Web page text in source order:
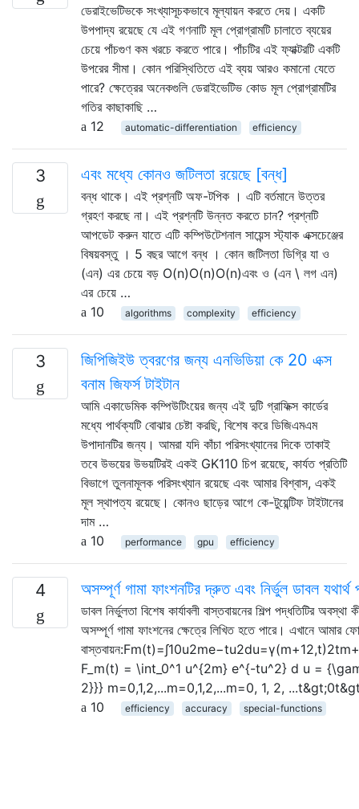
ডেরাইভেটিভকে সংখ্যাসূচকভাবে মূল্যায়ন করতে দেয়। একটি
উপপাদ্য রয়েছে যে এই গণনাটি মূল প্রোগ্রামটি চালাতে ব্যয়ের
চেয়ে পাঁচগুণ কম খরচে করতে পারে। পাঁচটির এই ফ্যাক্টরটি একটি
উপরের সীমা। কোন পরিস্থিতিতে এই ব্যয় আরও কমানো যেতে
পারে? ক্ষেত্রের অনেকগুলি ডেরাইভেটিভ কোড মূল প্রোগ্রামটির
গতির কাছাকাছি …
12
automatic-differentiation efficiency
3 এবং মধ্যে কোনও জটিলতা রয়েছে [বন্ধ]
বন্ধ থাকে। এই প্রশ্নটি অফ-টপিক । এটি বর্তমানে উত্তর
গ্রহণ করছে না। এই প্রশ্নটি উন্নত করতে চান? প্রশ্নটি
আপডেট করুন যাতে এটি কম্পিউটেশনাল সায়েন্স স্ট্যাক এক্সচেঞ্জের
বিষয়বস্তু । 5 বছর আগে বন্ধ । কোন জটিলতা ডিগ্রি যা ও
(এন) এর চেয়ে বড় O(n)O(n)O(n)এবং ও (এন \ লগ এন)
এর চেয়ে …
10
algorithms complexity efficiency
3
জিপিজিইউ ত্বরণের জন্য এনভিডিয়া কে 20 এক্স
বনাম জিফর্স টাইটান
আমি একাডেমিক কম্পিউটিংয়ের জন্য এই দুটি গ্রাফিক্স কার্ডের
মধ্যে পার্থক্যটি বোঝার চেষ্টা করছি, বিশেষ করে ডিজিএমএম
উপাদানটির জন্য। আমরা যদি কাঁচা পরিসংখ্যানের দিকে তাকাই
তবে উভয়ের উভয়টিরই একই GK110 চিপ রয়েছে, কার্যত প্রতিটি
বিভাগে তুলনামূলক পরিসংখ্যান রয়েছে এবং আমার বিশ্বাস, একই
মূল স্থাপত্য রয়েছে। কোনও ছাড়ের আগে কে-টুয়েন্টিফ টাইটানের
দাম …
10
performance gpu efficiency
4 অসম্পূর্ণ গামা ফাংশনটির দ্রুত এবং নির্ভুল ডাবল
ডাবল নির্ভুলতা বিশেষ কার্যাবলী বাস্তবায়নের শিল্প পদ্ধতিটির
অসম্পূর্ণ গামা ফাংশনের ক্ষেত্রে লিখিত হতে পারে। এখানে আমার
F_m(t) = \int_0^1 u^{2m} e^{-tu^2} d u =
2}}} m=0,1,2,...m=0,1,2,...m=0, 1, 2,
10
efficiency accuracy special-functions